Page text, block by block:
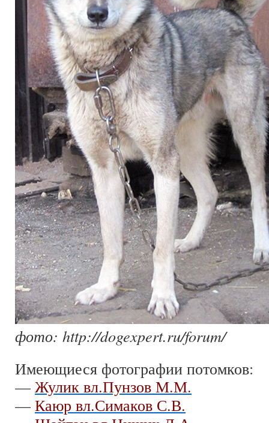
фото: http://dogexpert.ru/forum/
Имеющиеся фотографии потомков:
— Жулик вл.Пунзов М.М.
— Каюр вл.Симаков С.В.